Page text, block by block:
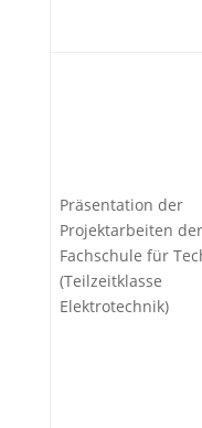
Präsentation der
Projektarbeiten der
Fachschule für
(Teilzeitklasse
Elektrotechnik)